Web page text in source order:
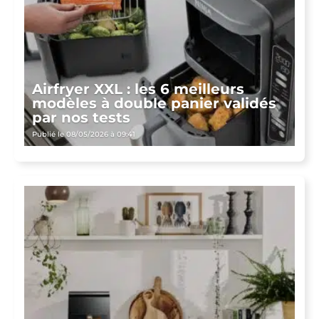
Airfryer XXL : les 6 meilleurs
modèles à double panier validés
par nos tests
Publié le 08/05/2026 à 09:41